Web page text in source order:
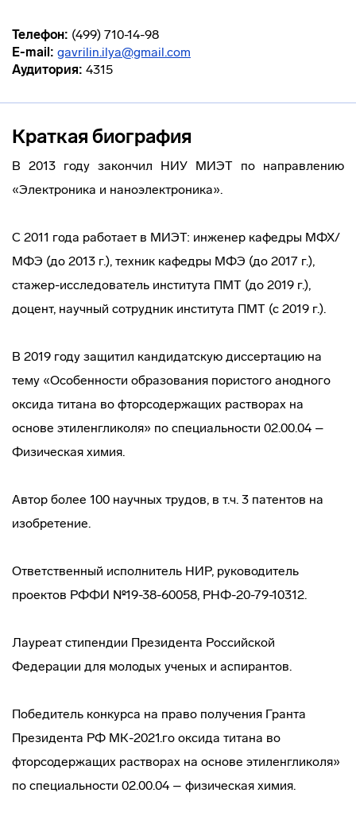
Телефон: (499) 710-14-98
E-mail: gavrilin.ilya@gmail.com
Аудитория: 4315
Краткая биография
В 2013 году закончил НИУ МИЭТ по направлению
«Электроника и наноэлектроника».
С 2011 года работает в МИЭТ: инженер кафедры МФХ/
МФЭ (до 2013 г.), техник кафедры МФЭ (до 2017 г.),
стажер-исследователь института ПМТ (до 2019 г.),
доцент, научный сотрудник института ПМТ (с 2019 г.).
В 2019 году защитил кандидатскую диссертацию на
тему «Особенности образования пористого анодного
оксида титана во фторсодержащих растворах на
основе этиленгликоля» по специальности 02.00.04 –
Физическая химия.
Автор более 100 научных трудов, в т.ч. 3 патентов на
изобретение.
Ответственный исполнитель НИР, руководитель
проектов РФФИ №19-38-60058, РНФ-20-79-10312.
Лауреат стипендии Президента Российской
Федерации для молодых ученых и аспирантов.
Победитель конкурса на право получения Гранта
Президента РФ МК-2021.го оксида титана во
фторсодержащих растворах на основе этиленгликоля»
по специальности 02.00.04 – физическая химия.